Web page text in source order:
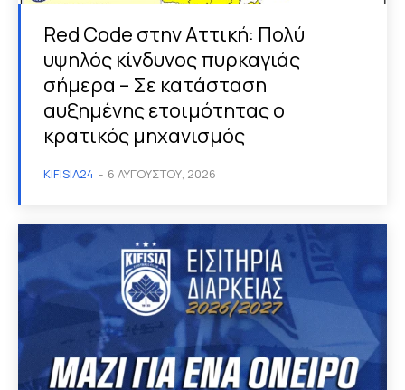
Red Code στην Αττική: Πολύ
υψηλός κίνδυνος πυρκαγιάς
σήμερα – Σε κατάσταση
αυξημένης ετοιμότητας ο
κρατικός μηχανισμός
KIFISIA24 - 6 ΑΥΓΟΎΣΤΟΥ, 2026